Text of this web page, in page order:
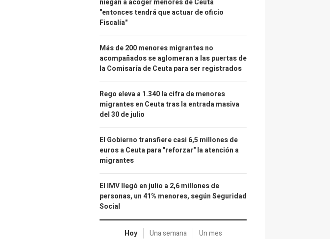
niegan a acoger menores de Ceuta
"entonces tendrá que actuar de oficio
Fiscalía"
Más de 200 menores migrantes no
acompañados se aglomeran a las puertas de
la Comisaría de Ceuta para ser registrados
Rego eleva a 1.340 la cifra de menores
migrantes en Ceuta tras la entrada masiva
del 30 de julio
El Gobierno transfiere casi 6,5 millones de
euros a Ceuta para "reforzar" la atención a
migrantes
El IMV llegó en julio a 2,6 millones de
personas, un 41% menores, según Seguridad
Social
Hoy Una semana Un mes